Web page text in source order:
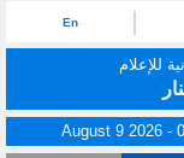
En
للإعلام
August 9 2026 -